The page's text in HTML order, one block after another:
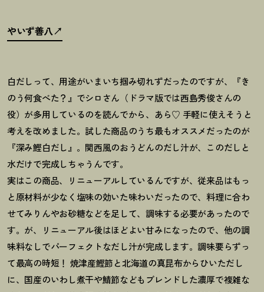
やいず善八
白だしって、用途がいまいち掴み切れずだったのですが、『き
のう何食べた？ 』でシロさん（ドラマ版では西島秀俊さんの
役）が多用しているのを読んでから、あら♡ 手軽に使えそうと
考えを改めました。試した商品のうち最もオススメだったのが
『深み鰹白だし』。関西風のおうどんのだし汁が、このだしと
水だけで完成しちゃうんです。
実はこの商品、リニューアルしているんですが、従来品はもっ
と原材料が少なく塩味の効いた味わいだったので、料理に合わ
せてみりんやお砂糖などを足して、調味する必要があったので
す。が、リニューアル後はほどよい甘みになったので、他の調
味料なしでパーフェクトなだし汁が完成します。調味要らずっ
て最高の時短！ 焼津産鰹節と北海道の真昆布からひいただし
に、国産のいわし煮干や鯖節などもブレンドした濃厚で複雑な